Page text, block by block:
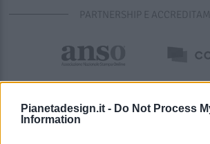
Pianetadesign.it - Do Not Process
Information
PARTNERSHIP E